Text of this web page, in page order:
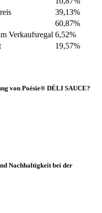
39,13%
60,87%
Verkaufsregal 6,52%
19,57%
von Poésie® DÉLI SAUCE?
Nachhaltigkeit bei der